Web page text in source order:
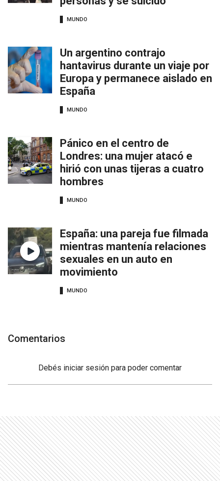
MUNDO
Un argentino contrajo
hantavirus durante un viaje por
Europa y permanece aislado en
España
MUNDO
Pánico en el centro de
Londres: una mujer atacó e
hirió con unas tijeras a cuatro
hombres
MUNDO
España: una pareja fue filmada
mientras mantenía relaciones
sexuales en un auto en
movimiento
MUNDO
Comentarios
Debés iniciar sesión para poder comentar